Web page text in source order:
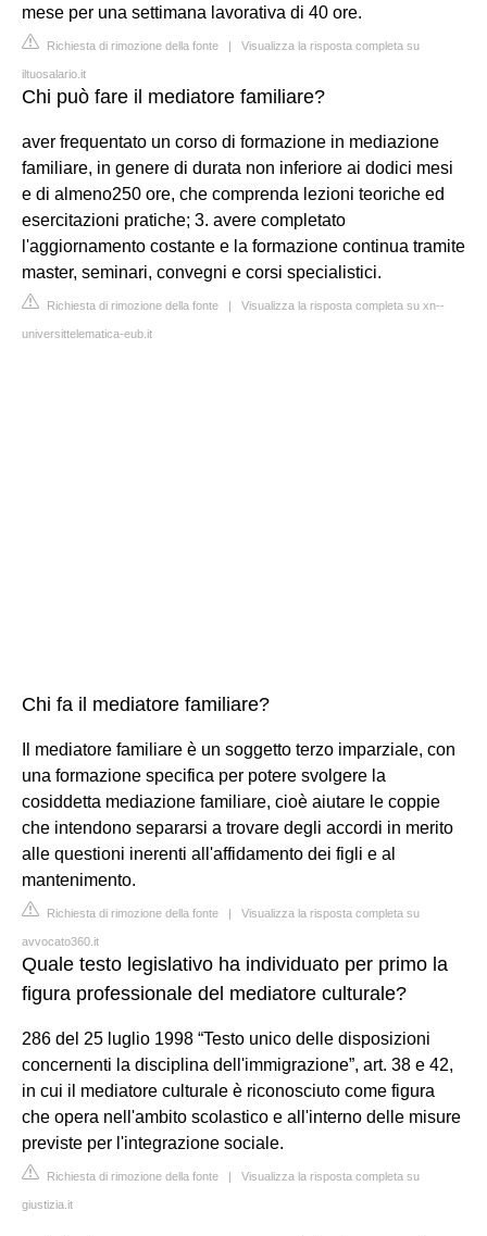
mese per una settimana lavorativa di 40 ore.
Richiesta di rimozione della fonte | Visualizza la risposta completa su
iltuosalario.it
Chi può fare il mediatore familiare?
aver frequentato un corso di formazione in mediazione
familiare, in genere di durata non inferiore ai dodici mesi
e di almeno250 ore, che comprenda lezioni teoriche ed
esercitazioni pratiche; 3. avere completato
l'aggiornamento costante e la formazione continua tramite
master, seminari, convegni e corsi specialistici.
Richiesta di rimozione della fonte | Visualizza la risposta completa su xn--
universittelematica-eub.it
Chi fa il mediatore familiare?
Il mediatore familiare è un soggetto terzo imparziale, con
una formazione specifica per potere svolgere la
cosiddetta mediazione familiare, cioè aiutare le coppie
che intendono separarsi a trovare degli accordi in merito
alle questioni inerenti all'affidamento dei figli e al
mantenimento.
Richiesta di rimozione della fonte | Visualizza la risposta completa su
avvocato360.it
Quale testo legislativo ha individuato per primo la
figura professionale del mediatore culturale?
286 del 25 luglio 1998 “Testo unico delle disposizioni
concernenti la disciplina dell'immigrazione”, art. 38 e 42,
in cui il mediatore culturale è riconosciuto come figura
che opera nell'ambito scolastico e all'interno delle misure
previste per l'integrazione sociale.
Richiesta di rimozione della fonte | Visualizza la risposta completa su
giustizia.it